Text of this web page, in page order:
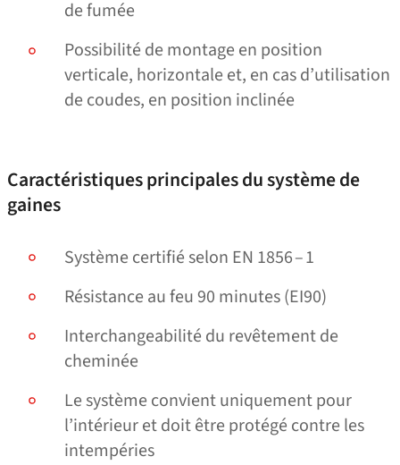
de fumée
Possibilité de montage en position
verticale, horizontale et, en cas d’utilisation
de coudes, en position inclinée
Caractéristiques principales du système de
gaines
Système certifié selon EN 1856 – 1
Résistance au feu 90 minutes (EI90)
Interchangeabilité du revêtement de
cheminée
Le système convient uniquement pour
l’intérieur et doit être protégé contre les
intempéries